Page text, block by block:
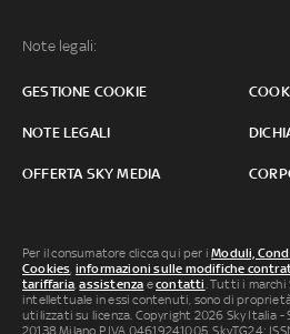
Note legali:
GESTIONE COOKIE
NOTE LEGALI
OFFERTA SKY MEDIA
Per il consumatore clicca qui per iModuli,
Cookies informazioni sulle modifiche
tariffaria ,assistenza econtatti . Tutti i
intellettuale in essi contenuti, sono di
utilizzati su licenza. Copyright 2026 Sky Italia -
20138 Milano P.IVA 04619241005. SkyTG24: